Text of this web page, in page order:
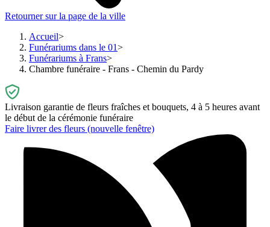
Retourner sur la page de la ville
Accueil
Funérariums dans le 01
Funérariums à Frans
Chambre funéraire - Frans - Chemin du Pardy
Livraison garantie de fleurs fraîches et bouquets, 4 à 5 heures avant
le début de la cérémonie funéraire
Faire livrer des fleurs (nouvelle fenêtre)